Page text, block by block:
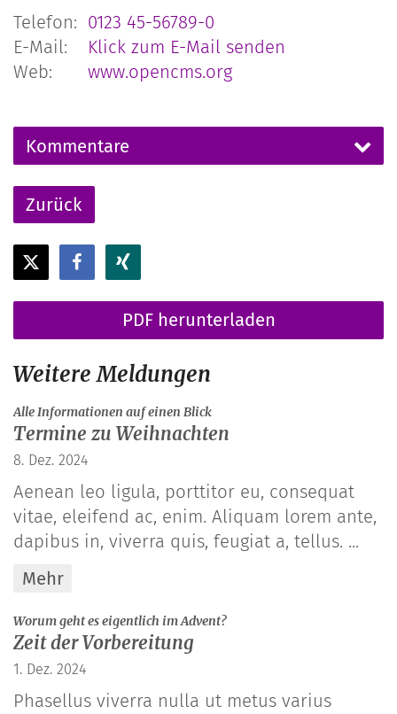
Telefon: 0123 45-56789-0
E-Mail:
Klick zum E-Mail senden
Web:
www.opencms.org
Kommentare
Zurück
PDF herunterladen
Weitere Meldungen
Alle Informationen auf einen Blick:
Termine zu Weihnachten
8. Dez. 2024
Aenean leo ligula, porttitor eu, consequat
vitae, eleifend ac, enim. Aliquam lorem ante,
dapibus in, viverra quis, feugiat a, tellus. ...
Mehr
Worum geht es eigentlich im Advent?:
Zeit der Vorbereitung
1. Dez. 2024
Phasellus viverra nulla ut metus varius